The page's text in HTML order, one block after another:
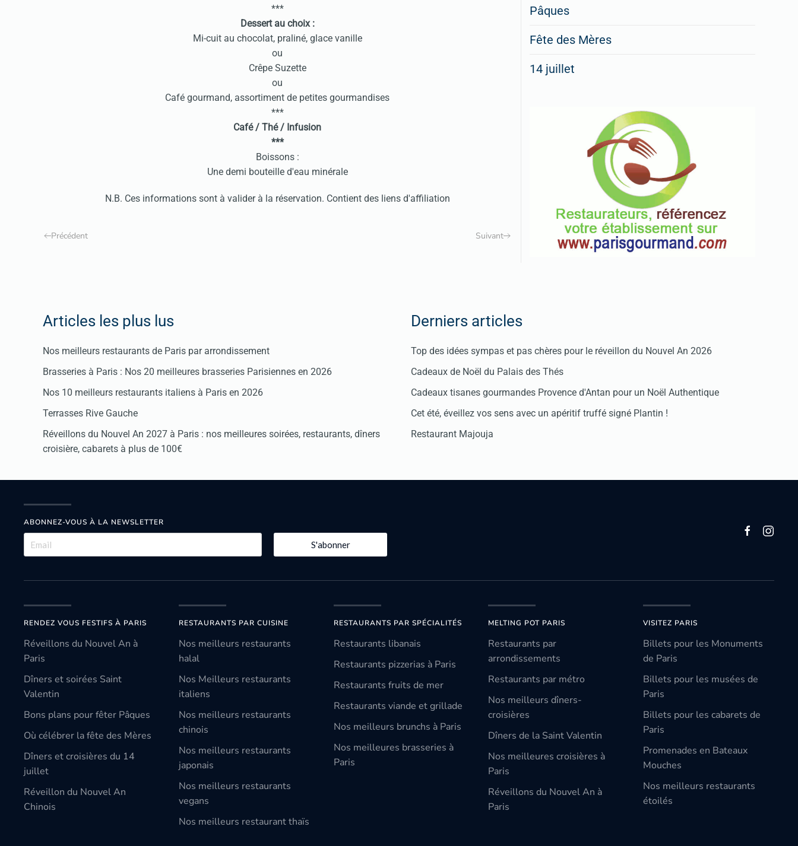
***
Dessert au choix :
Mi-cuit au chocolat, praliné, glace vanille
ou
Crêpe Suzette
ou
Café gourmand, assortiment de petites gourmandises
***
Café / Thé / Infusion
***
Boissons :
Une demi bouteille d'eau minérale
N.B. Ces informations sont à valider à la réservation. Contient des liens d'affiliation
Précédent Suivant
Pâques
Fête des Mères
14 juillet
Articles les plus lus
Nos meilleurs restaurants de Paris par arrondissement
Brasseries à Paris : Nos 20 meilleures brasseries Parisiennes en 2026
Nos 10 meilleurs restaurants italiens à Paris en 2026
Terrasses Rive Gauche
Réveillons du Nouvel An 2027 à Paris : nos meilleures soirées, restaurants, dîners
croisière, cabarets à plus de 100€
Derniers articles
Top des idées sympas et pas chères pour le réveillon du Nouvel An 2026
Cadeaux de Noël du Palais des Thés
Cadeaux tisanes gourmandes Provence d'Antan pour un Noël Authentique
Cet été, éveillez vos sens avec un apéritif truffé signé Plantin !
Restaurant Majouja
ABONNEZ-VOUS À LA NEWSLETTER
S'abonner
RENDEZ VOUS FESTIFS À PARIS
Réveillons du Nouvel An à
Paris
Dîners et soirées Saint
Valentin
Bons plans pour fêter Pâques
Où célébrer la fête des Mères
Dîners et croisières du 14
juillet
Réveillon du Nouvel An
Chinois
RESTAURANTS PAR CUISINE
Nos meilleurs restaurants
halal
Nos Meilleurs restaurants
italiens
Nos meilleurs restaurants
chinois
Nos meilleurs restaurants
japonais
Nos meilleurs restaurants
vegans
Nos meilleurs restaurant thaïs
RESTAURANTS PAR SPÉCIALITÉS
Restaurants libanais
Restaurants pizzerias à Paris
Restaurants fruits de mer
Restaurants viande et grillade
Nos meilleurs brunchs à Paris
Nos meilleures brasseries à
Paris
MELTING POT PARIS
Restaurants par
arrondissements
Restaurants par métro
Nos meilleurs dîners-
croisières
Dîners de la Saint Valentin
Nos meilleures croisières à
Paris
Réveillons du Nouvel An à
Paris
VISITEZ PARIS
Billets pour les Monuments
de Paris
Billets pour les musées de
Paris
Billets pour les cabarets de
Paris
Promenades en Bateaux
Mouches
Nos meilleurs restaurants
étoilés